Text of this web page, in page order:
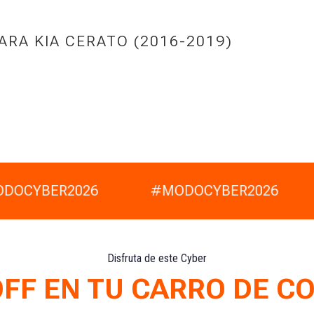
KIA CERATO (2016-2019)
#MODOCYBER2026
Disfruta de este Cyber
EN TU CARRO DE